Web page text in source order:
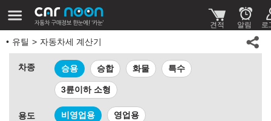
유틸 자동차세 계산기
차종 승용 승합 화물 특수
3륜이하 소형
용도 비영업용 영업용